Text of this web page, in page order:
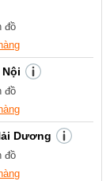
đồ
đồ
Dương
đồ